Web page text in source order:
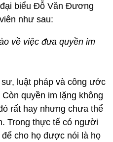
biểu Đỗ Văn Đương
như sau:
về việc đưa quyền im
luật pháp và công ước
quyền im lặng không
rất hay nhưng chưa thể
Trong thực tế có người
cho họ được nói là họ